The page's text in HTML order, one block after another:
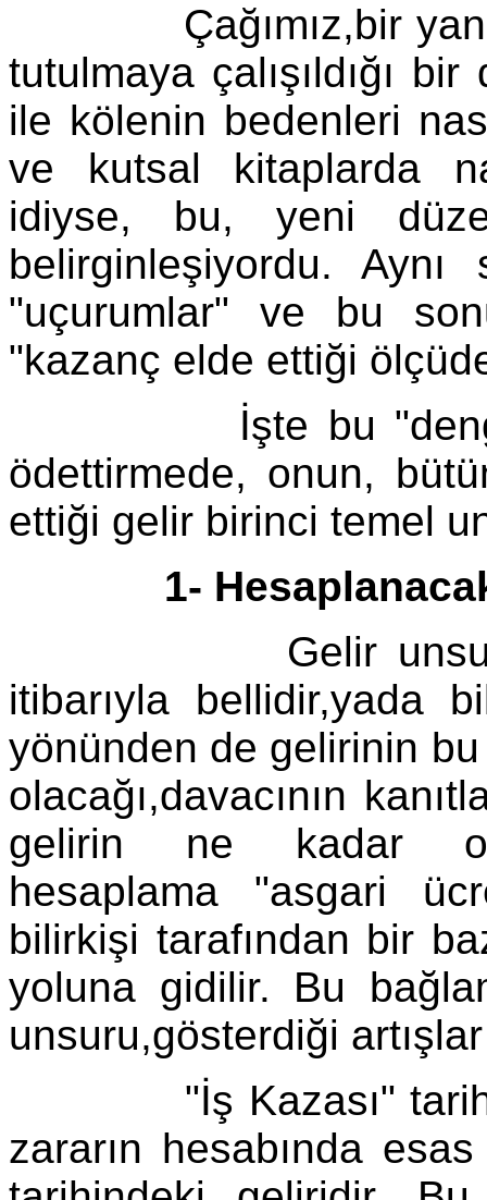
Çağımız,bir
tutulmaya çalışıldığı
ile kölenin bedenleri
ve kutsal kitaplarda
idiyse, bu, yeni
belirginleşiyordu. Aynı
"uçurumlar" ve bu
"kazanç elde ettiği
İşte bu "denge"
ödettirmede, onun,
ettiği gelir birinci temel
1- Hesaplanacak
Gelir
itibarıyla bellidir,yada
yönünden de gelirinin
olacağı,davacının
gelirin ne kadar
hesaplama "asgari
bilirkişi tarafından bir
yoluna gidilir. Bu
unsuru,gösterdiği
"İş Kazası" tarihi
zararın hesabında